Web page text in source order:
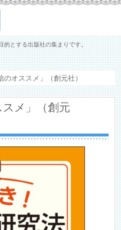
とする出版社の集まりです。
のオススメ」（創元社）
メ」（創元